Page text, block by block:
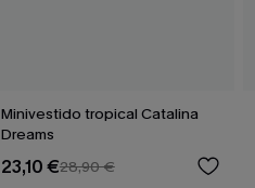
Minivestido tropical Catalina
Dreams
23,10 €28,90 €